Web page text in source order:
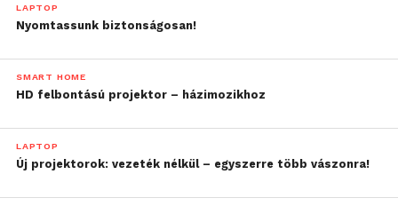
LAPTOP
Nyomtassunk biztonságosan!
SMART HOME
HD felbontású projektor – házimozikhoz
LAPTOP
Új projektorok: vezeték nélkül – egyszerre több vászonra!